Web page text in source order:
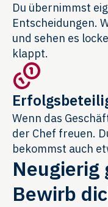
Du übernimmst
Entscheidungen.
und sehen es
klappt.
Wenn das
der Chef freuen.
bekommst auch
Neugierig
Bewirb